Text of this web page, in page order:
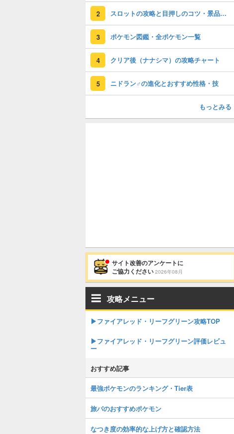
2 スロットの攻略と目押しのコツ・景品一覧
3 ポケモン図鑑・全ポケモン一覧
4 クリア後（ナナシマ）の攻略チャート
5 ニドラン♂の進化とおすすめ性格・技
もっとみる
サイト改善のアンケートに
ご協力ください 2026年08月
攻略メニュー
▶︎ファイアレッド・リーフグリーン攻略TOP
▶︎ファイアレッド・リーフグリーン評価レビュ
ー
おすすめ記事
最強ポケモンのランキング・Tier表
旅パのおすすめポケモン
なつき度の効率的な上げ方と確認方法